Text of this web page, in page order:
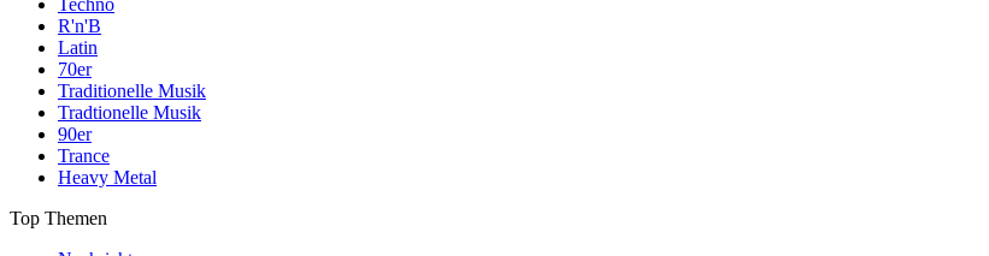
Techno
R'n'B
Latin
70er
Traditionelle Musik
Tradtionelle Musik
90er
Trance
Heavy Metal
Top Themen